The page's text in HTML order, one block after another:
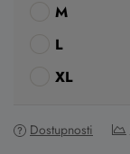
M
L
XL
Dostupnosti